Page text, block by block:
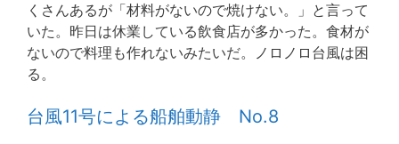
くさんあるが「材料がないので焼けない。」と言って
いた。昨日は休業している飲食店が多かった。食材が
ないので料理も作れないみたいだ。ノロノロ台風は困
る。
台風11号による船舶動静 No.8